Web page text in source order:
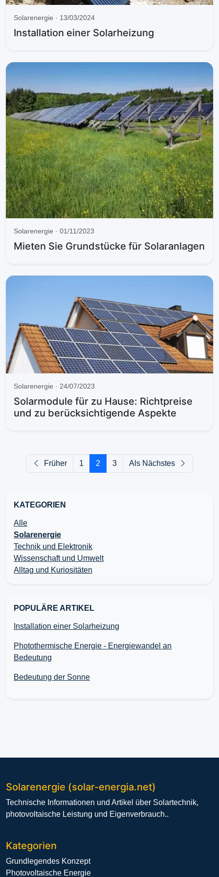
Solarenergie · 13/03/2024
Installation einer Solarheizung
Solarenergie · 01/11/2023
Mieten Sie Grundstücke für Solaranlagen
Solarenergie · 24/07/2023
Solarmodule für zu Hause: Richtpreise
und zu berücksichtigende Aspekte
Früher 1 2 3 Als Nächstes
KATEGORIEN
Alle
Solarenergie
Technik und Elektronik
Wissenschaft und Umwelt
Alltag und Kuriositäten
POPULÄRE ARTIKEL
Installation einer Solarheizung
Photothermische Energie - Energiewandel an
Bedeutung
Bedeutung der Sonne
Solarenergie (solar-energia.net)
Technische Informationen und Artikel über Solartechnik,
photovoltaische Leistung und Eigenverbrauch..
Kategorien
Grundlegendes Konzept
Photovoltaische Energie